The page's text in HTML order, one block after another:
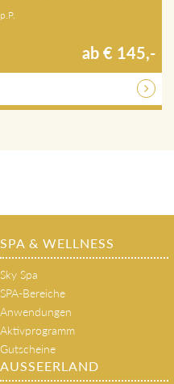
ab € 145,-
SPA & WELLNESS
Sky Spa
SPA-Bereiche
Anwendungen
Aktivprogramm
Gutscheine
AUSSEERLAND